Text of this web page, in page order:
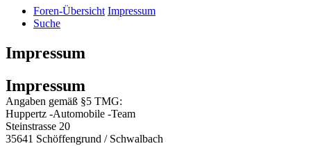
Foren-Übersicht Impressum
Suche
Impressum
Impressum
Angaben gemäß §5 TMG:
Huppertz -Automobile -Team
Steinstrasse 20
35641 Schöffengrund / Schwalbach